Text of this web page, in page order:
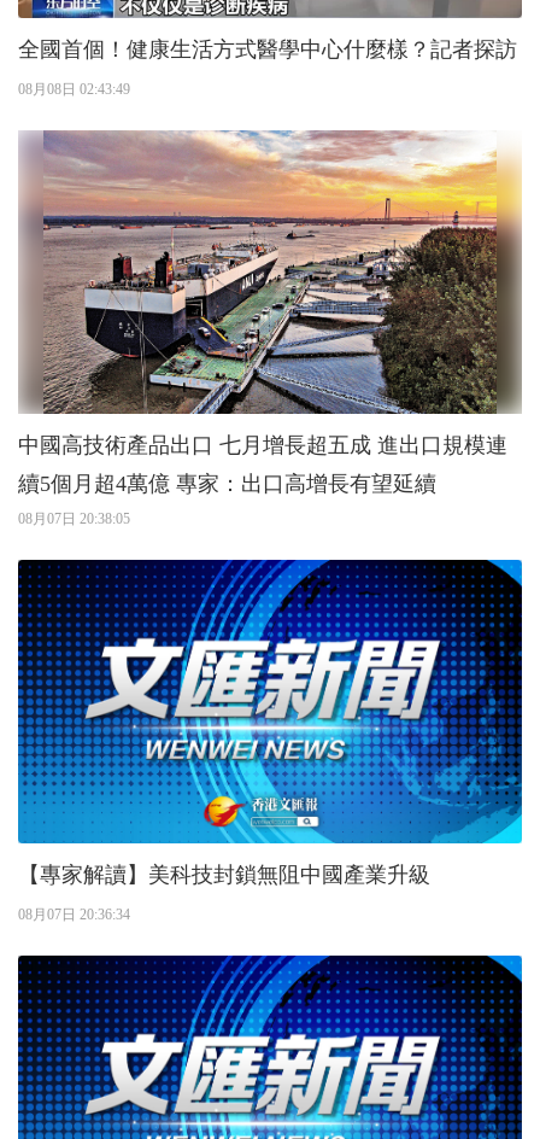
全國首個！健康生活方式醫學中心什麼樣？記者探訪
08月08日 02:43:49
中國高技術產品出口 七月增長超五成 進出口規模連
續5個月超4萬億 專家：出口高增長有望延續
08月07日 20:38:05
【專家解讀】美科技封鎖無阻中國產業升級
08月07日 20:36:34